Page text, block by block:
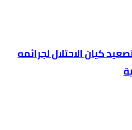
كيان الاحتلال لجرائمه